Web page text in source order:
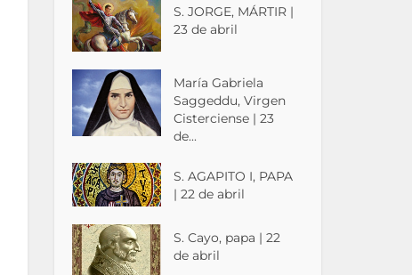
S. JORGE, MÁRTIR |
23 de abril
María Gabriela
Saggeddu, Virgen
Cisterciense | 23
de...
S. AGAPITO I, PAPA
| 22 de abril
S. Cayo, papa | 22
de abril